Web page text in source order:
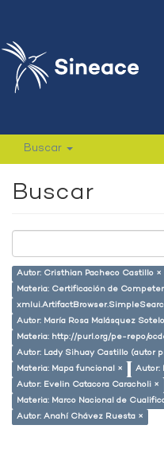
Buscar
Buscar
Autor: Cristhian Pacheco Castillo ×
Materia: Certificación de
Autor: María Rosa Malásquez
Materia: http://purl.org/pe-repo/
Autor: Lady Sihuay Castillo (autor
Materia: Mapa funcional ×
Autor:
Autor: Evelin Catacora Caracholi ×
Materia: Marco Nacional de
Autor: Anahí Chávez Ruesta ×